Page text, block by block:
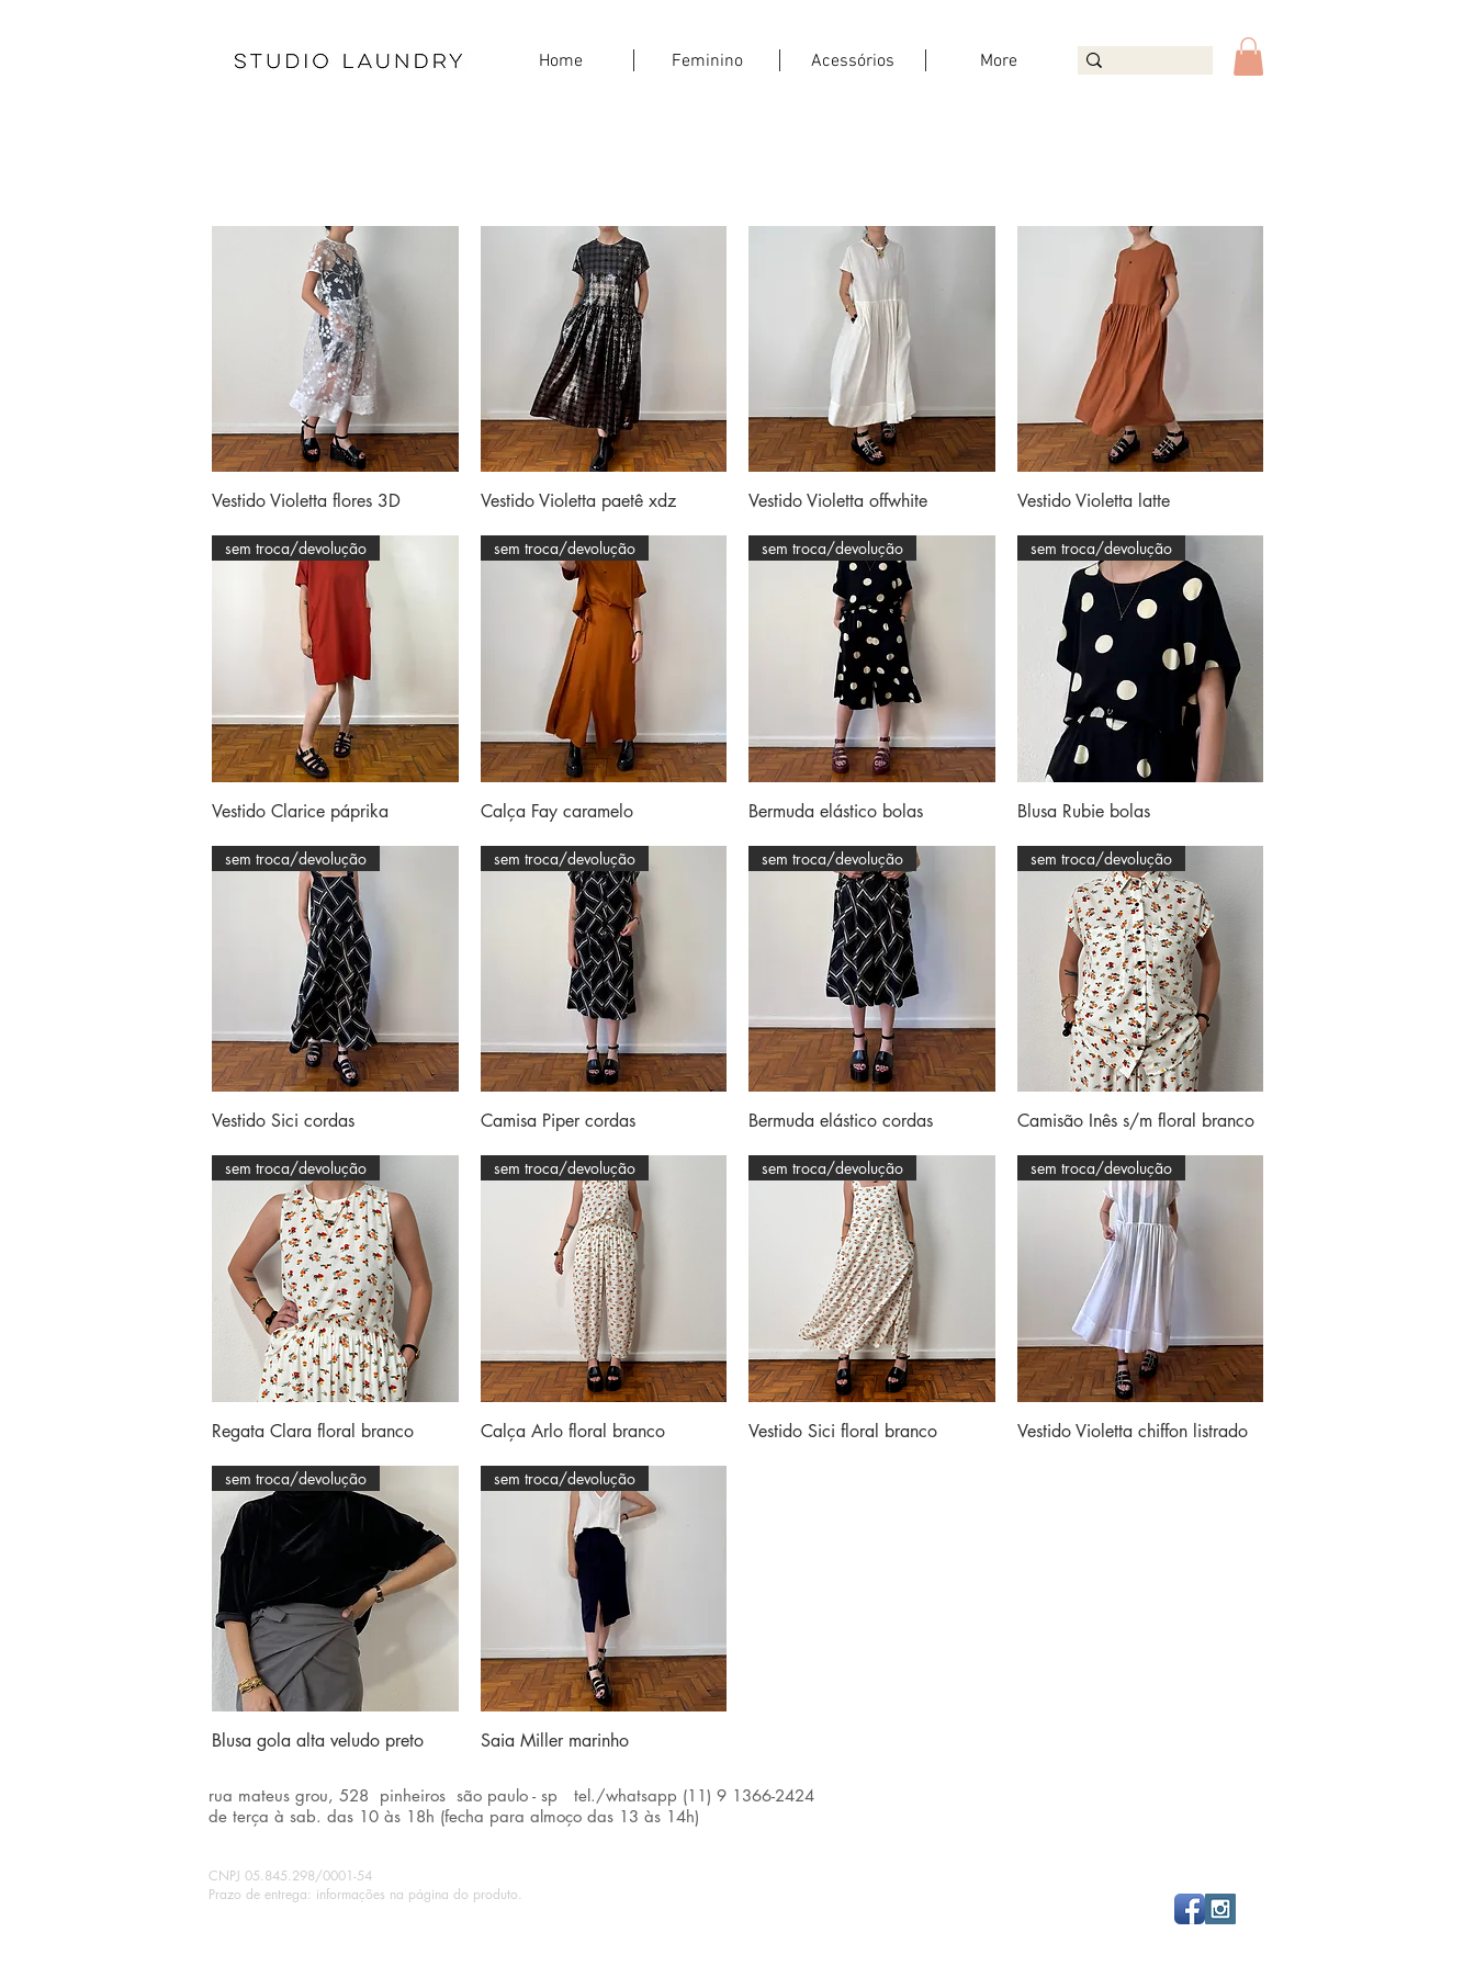
Home Feminino Acessórios More
Visualização rápida
Vestido Violetta flores 3D Visualização rápida
Vestido Violetta paetê xdz Visualização rápida
Vestido Violetta offwhite Visualização rápida
Vestido Violetta latte
Visualização rápida
sem troca/devolução
Vestido Clarice páprika Visualização rápida
sem troca/devolução
Calça Fay caramelo Visualização rápida
sem troca/devolução
Bermuda elástico bolas Visualização rápida
sem troca/devolução
Blusa Rubie bolas
Visualização rápida
sem troca/devolução
Vestido Sici cordas Visualização rápida
sem troca/devolução
Camisa Piper cordas Visualização rápida
sem troca/devolução
Bermuda elástico cordas Visualização rápida
sem troca/devolução
Camisão Inês s/m floral branco
Visualização rápida
sem troca/devolução
Regata Clara floral branco Visualização rápida
sem troca/devolução
Calça Arlo floral branco Visualização rápida
sem troca/devolução
Vestido Sici floral branco Visualização rápida
sem troca/devolução
Vestido Violetta chiffon listrado
Visualização rápida
sem troca/devolução
Blusa gola alta veludo preto Visualização rápida
sem troca/devolução
Saia Miller marinho
rua mateus grou, 528 pinheiros são paulo - sp tel./whatsapp (11) 9 1366-2424
de terça à sab. das 10 às 18h (fecha para almoço das 13 às 14h)
CNPJ 05.845.298/0001-54
Prazo de entrega: informações na página do produto.